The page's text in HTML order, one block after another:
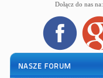
Dołącz do nas na: